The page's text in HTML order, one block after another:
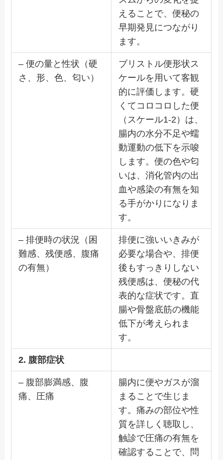
えることで、便秘の
早期発見につながり
ます。
– 便の量と性状（硬
さ、形、色、匂い）
ブリストル便形状ス
ケールを用いて客観
的に評価します。硬
くてコロコロした便
（スケール1-2）は、
腸内の水分不足や蠕
動運動の低下を示唆
します。便の色や匂
いは、消化管内の出
血や感染の有無を知
る手がかりになりま
す。
– 排便時の状況（困
難感、残便感、腹痛
の有無）
排便に強いいきみが
必要な場合や、排便
後もすっきりしない
残便感は、便秘の代
表的な症状です。直
腸や骨盤底筋の機能
低下が考えられま
す。
2. 腹部症状
– 腹部膨満感、腹
痛、圧痛
腸内に便やガスが溜
まることで生じま
す。痛みの部位や性
質を詳しく聴取し、
触診で圧痛の有無を
確認することで、問